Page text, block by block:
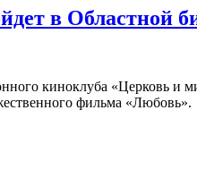
в Областной
киноклуба «Церковь и
фильма «Любовь».